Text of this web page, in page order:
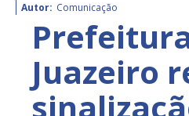
Autor: Comunicação
Juazeiro